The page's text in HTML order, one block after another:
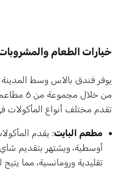
خيارات الطعام
يوفر فندق بالاس وسط
من خلال
تقدم مختلف أنواع المأكولات
مطعم البايت: يقدم
أوسطية، ويشتهر بتقديم
تقليدية ورومانسية، مما